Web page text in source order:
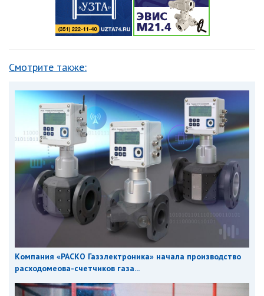
Смотрите также:
Компания «РАСКО Газэлектроника» начала производство
расходомеова-счетчиков газа...